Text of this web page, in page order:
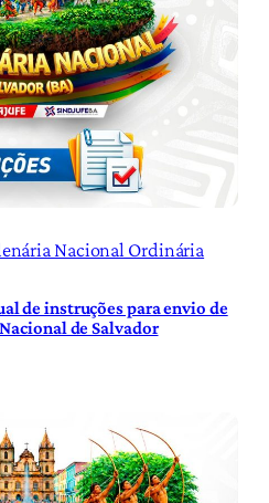
Nacional Ordinária
de instruções para envio de
de Salvador